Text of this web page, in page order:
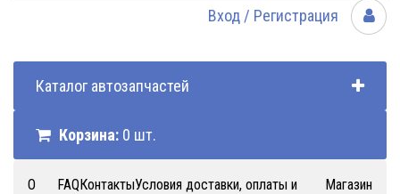
Вход / Регистрация
Каталог автозапчастей
Корзина: 0 шт.
О
FAQКонтактыУсловия доставки, оплаты и
Магазин